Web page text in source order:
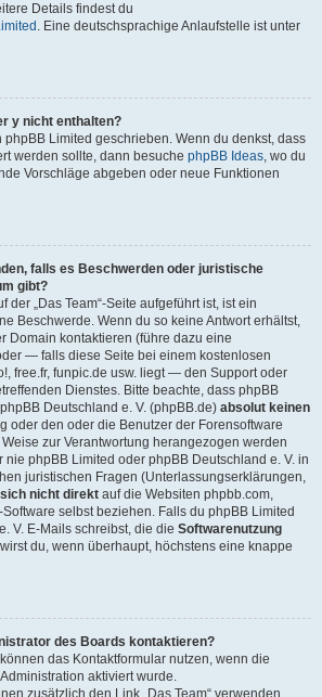
Details findest du
. Eine deutschsprachige Anlaufstelle ist unter
y nicht enthalten?
phpBB Limited geschrieben. Wenn du denkst, dass
werden sollte, dann besuche phpBB Ideas, wo du
Vorschläge abgeben oder neue Funktionen
falls es Beschwerden oder juristische
gibt?
der „Das Team“-Seite aufgeführt ist, ist ein
Beschwerde. Wenn du so keine Antwort erhältst,
Domain kontaktieren (führe dazu eine
— falls diese Seite bei einem kostenlosen
free.fr, funpic.de usw. liegt — den Support oder
Dienstes. Bitte beachte, dass phpBB
Deutschland e. V. (phpBB.de) absolut keinen
oder den oder die Benutzer der Forensoftware
zur Verantwortung herangezogen werden
nie phpBB Limited oder phpBB Deutschland e. V. in
juristischen Fragen (Unterlassungserklärungen,
sich nicht direkt auf die Websiten phpbb.com,
selbst beziehen. Falls du phpBB Limited
V. E-Mails schreibst, die die Softwarenutzung
du, wenn überhaupt, höchstens eine knappe
des Boards kontaktieren?
das Kontaktformular nutzen, wenn die
aktiviert wurde.
zusätzlich den Link „Das Team“ verwenden.